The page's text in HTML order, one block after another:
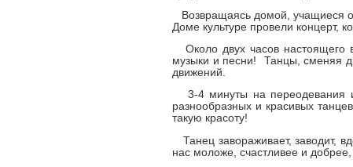
Возвращаясь домой, учащиеся
Доме культуре провели концерт,
Около двух часов настоящего
музыки и песни! Танцы, сменяя
движений.
3-4 минуты на переодевания
разнообразных и красивых
такую красоту!
Танец завораживает, заводит,
нас моложе, счастливее и